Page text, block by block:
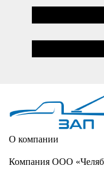
О компании
Компания ООО